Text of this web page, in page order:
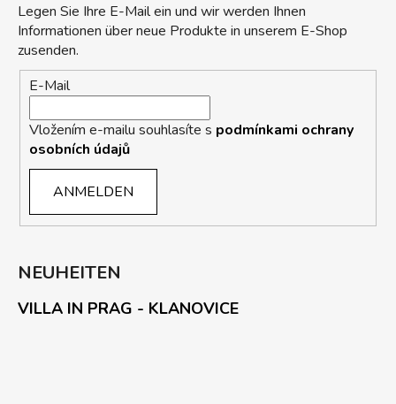
Legen Sie Ihre E-Mail ein und wir werden Ihnen
Informationen über neue Produkte in unserem E-Shop
zusenden.
E-Mail
Vložením e-mailu souhlasíte s podmínkami ochrany
osobních údajů
ANMELDEN
NEUHEITEN
VILLA IN PRAG - KLANOVICE